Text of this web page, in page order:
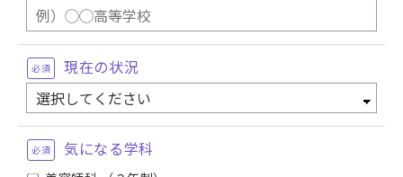
現在の状況
必須
気になる学科
必須